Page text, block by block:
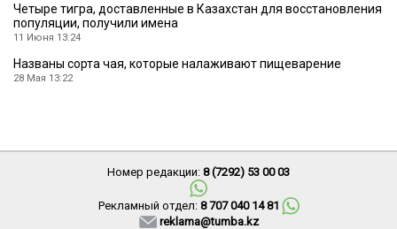
Четыре тигра, доставленные в Казахстан для восстановления
популяции, получили имена
11 Июня 13:24
Названы сорта чая, которые налаживают пищеварение
28 Мая 13:22
Номер редакции: 8 (7292) 53 00 03
Рекламный отдел: 8 707 040 14 81
reklama@tumba.kz